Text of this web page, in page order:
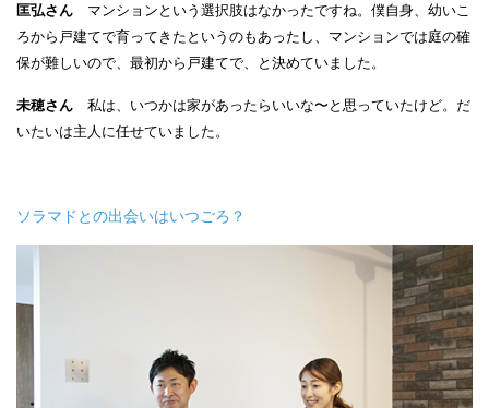
匡弘さん
マンションという選択肢はなかったですね。僕自身、幼いこ
ろから戸建てで育ってきたというのもあったし、マンションでは庭の確
保が難しいので、最初から戸建てで、と決めていました。
未穂さん
私は、いつかは家があったらいいな〜と思っていたけど。だ
いたいは主人に任せていました。
ソラマドとの出会いはいつごろ？